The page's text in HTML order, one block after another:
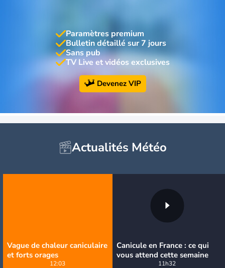
Paramètres premium
Bulletin détaillé sur 7 jours
Sans pub
TV Live et vidéos exclusives
Devenez VIP
Actualités Météo
Vague de chaleur caniculaire
et forts orages
12:03
Canicule en France : ce qui
vous attend cette semaine
11h32